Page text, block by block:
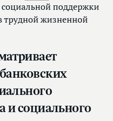
поддержки
трудной жизненной
и социального